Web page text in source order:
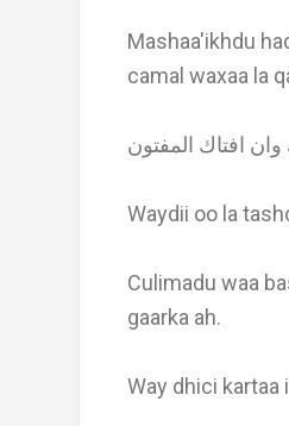
Mashaa'ikhdu
camal waxaa la
افتاك المفتون
Waydii oo la
Culimadu waa
gaarka ah.
Way dhici kartaa